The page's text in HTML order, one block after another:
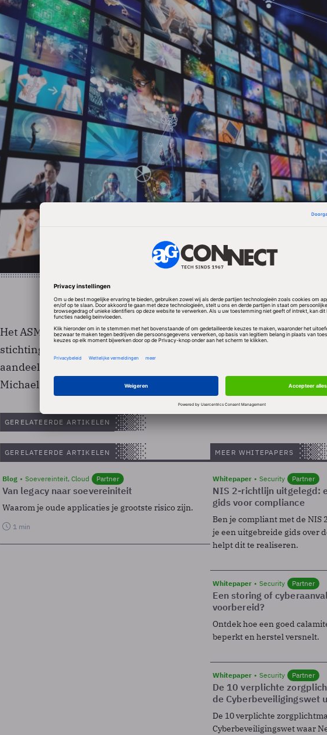
Het ASMI-bestuur kreeg niet de steun van de Stichting
stichting onthield zich van stemmen omdat ze pas vorige week
aandeelhouder is geworden van het chipbedrijf en daarom
Michael van Galen niet kan oordelen over de gang van zaken in
GERELATEERDE ARTIKELEN
GERELATEERDE ARTIKELEN
Blog Soevereinteit, Cloud Partner
Van legacy naar soevereiniteit
Waarom je oude applicaties je grootste risico zijn.
1 min
MEER WHITEPAPERS
Whitepaper Security Partner
NIS 2-richtlijn uitgelegd:
gids voor compliance
Ben je compliant met de NIS
je een uitgebreide gids over
helpt dit te realiseren.
Whitepaper Security Partner
Een storing of
voorbereid?
Ontdek hoe een goed
beperkt en herstel versnelt.
Whitepaper Security Partner
De 10 verplichte
de Cyberbeveiligingswet
De 10 verplichte
Cyberbeveiligingswet waar